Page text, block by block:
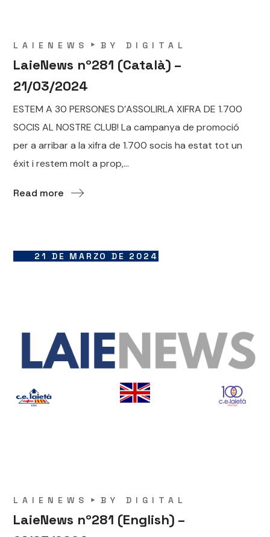
LAIENEWS BYDIGITAL
LaieNews nº281 (Català) –
21/03/2024
ESTEM A 30 PERSONES D’ASSOLIRLA XIFRA DE 1.700
SOCIS AL NOSTRE CLUB! La campanya de promoció
per a arribar a la xifra de 1.700 socis ha estat tot un
éxit i restem molt a prop,...
Read more
21 DE MARZO DE 2024
LAIENEWS BYDIGITAL
LaieNews nº281 (English) –